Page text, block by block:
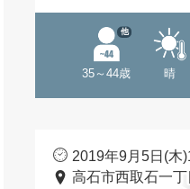
35～44歳
他
晴
2019年9月5日(木
高石市西取石一丁